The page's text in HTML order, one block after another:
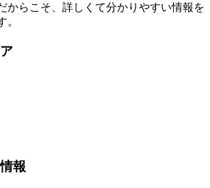
からこそ、詳しくて分かりやすい情報を
。
報